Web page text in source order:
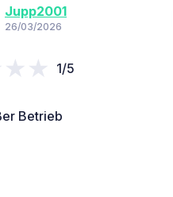
Jupp2001
26/03/2026
1/5
Betrieb